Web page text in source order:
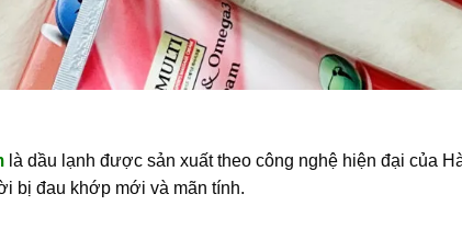
là dầu lạnh được sản xuất theo công nghệ hiện đại của
bị đau khớp mới và mãn tính.